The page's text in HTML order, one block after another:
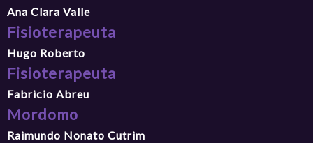
Ana Clara Valle
Fisioterapeuta
Hugo Roberto
Fisioterapeuta
Fabricio Abreu
Mordomo
Raimundo Nonato Cutrim